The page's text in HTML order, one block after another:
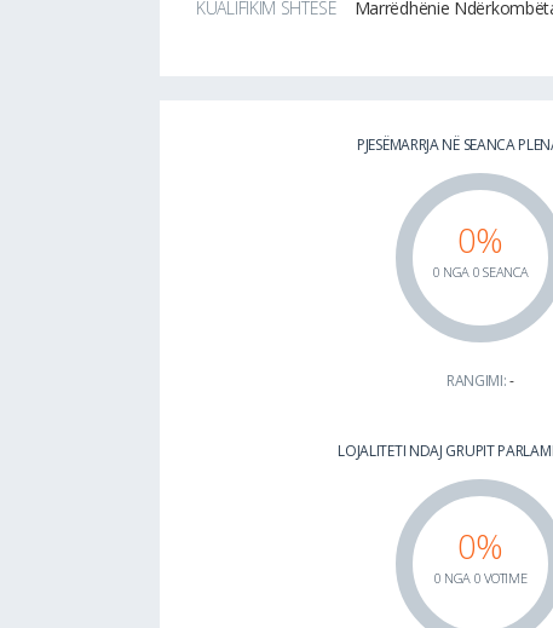
KUALIFIKIM SHTESË
Marrëdhënie
PJESËMARRJA NË SEANCA
0%
0 NGA 0 SEANCA
RANGIMI:-
LOJALITETI NDAJ GRUPIT
0%
0 NGA 0 VOTIME